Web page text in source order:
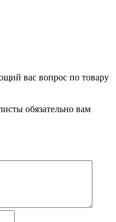
вас вопрос по товару
обязательно вам